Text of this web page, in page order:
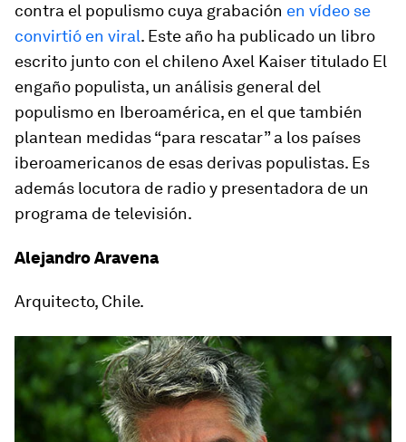
contra el populismo cuya grabación en vídeo se
convirtió en viral. Este año ha publicado un libro
escrito junto con el chileno Axel Kaiser titulado El
engaño populista, un análisis general del
populismo en Iberoamérica, en el que también
plantean medidas “para rescatar” a los países
iberoamericanos de esas derivas populistas. Es
además locutora de radio y presentadora de un
programa de televisión.
Alejandro Aravena
Arquitecto, Chile.